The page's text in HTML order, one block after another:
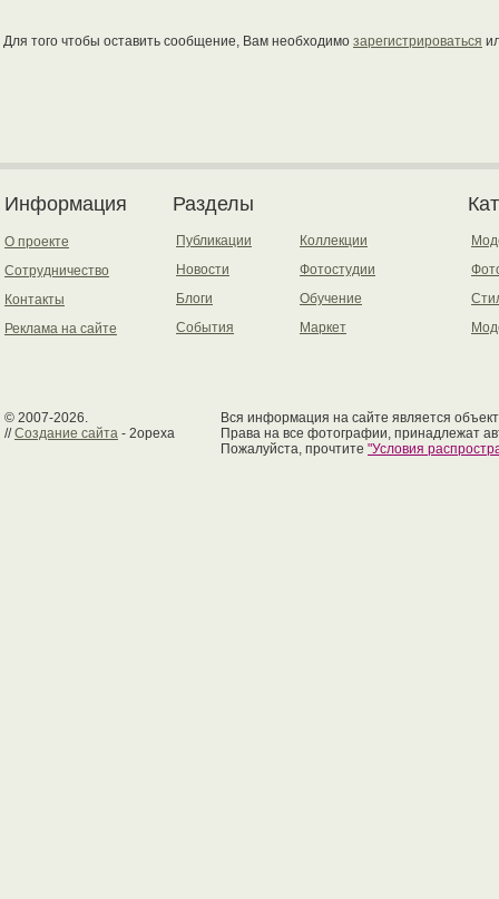
Для того чтобы оставить сообщение, Вам необходимо зарегистрироваться
Информация
О проекте
Сотрудничество
Контакты
Реклама на сайте
Разделы
Публикации
Новости
Блоги
События
Коллекции
Фотостудии
Обучение
Маркет
© 2007-2026.
//Создание сайта - 2opexa
Вся информация на сайте является
Права на все фотографии, принадлежат
Пожалуйста, прочтите "Условия